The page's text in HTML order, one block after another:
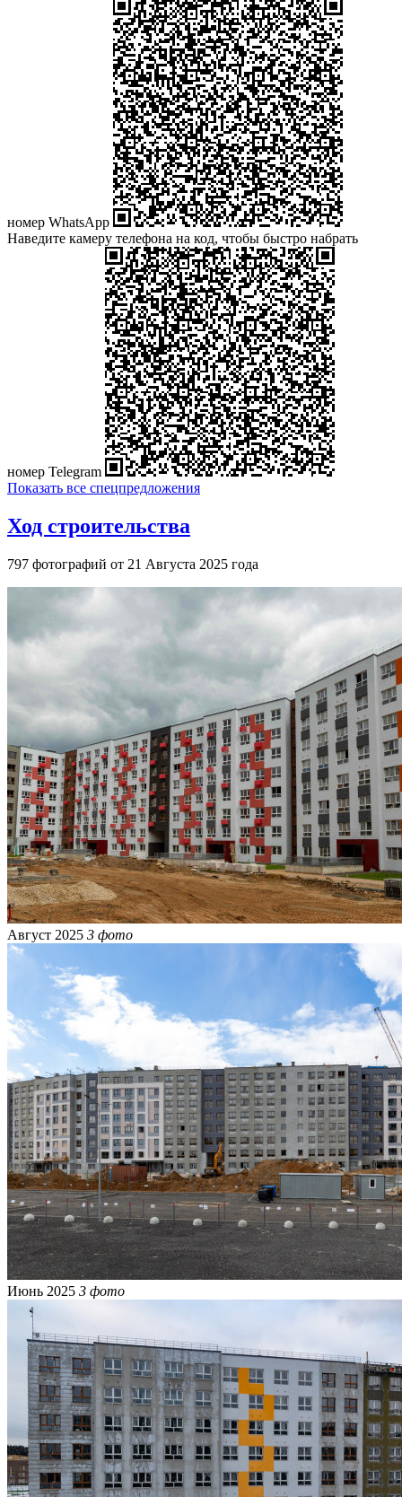
номер WhatsApp
Наведите камеру телефона на код, чтобы быстро набрать
номер Telegram
Показать все спецпредложения
Ход строительства
797 фотографий от 21 Августа 2025 года
Август 2025 3 фото
Июнь 2025 3 фото